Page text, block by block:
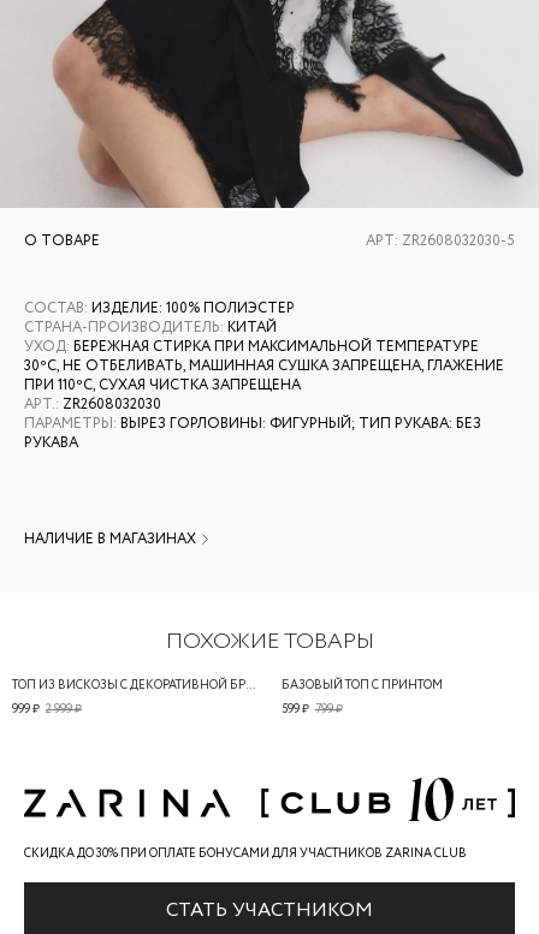
О ТОВАРЕ АРТ: ZR2608032030-5
СОСТАВ: ИЗДЕЛИЕ: 100% ПОЛИЭСТЕР
СТРАНА-ПРОИЗВОДИТЕЛЬ: КИТАЙ
УХОД: БЕРЕЖНАЯ СТИРКА ПРИ МАКСИМАЛЬНОЙ ТЕМПЕРАТУРЕ
30ºС, НЕ ОТБЕЛИВАТЬ, МАШИННАЯ СУШКА ЗАПРЕЩЕНА, ГЛАЖЕНИЕ
ПРИ 110ºС, СУХАЯ ЧИСТКА ЗАПРЕЩЕНА
АРТ.: ZR2608032030
ПАРАМЕТРЫ: ВЫРЕЗ ГОРЛОВИНЫ: ФИГУРНЫЙ; ТИП РУКАВА: БЕЗ
РУКАВА
НАЛИЧИЕ В МАГАЗИНАХ
ПОХОЖИЕ ТОВАРЫ
ТОП ИЗ ВИСКОЗЫ С ДЕКОРАТИВНОЙ БРОШЬЮ
2 999 ₽
999 ₽
БАЗОВЫЙ ТОП С ПРИНТОМ
799 ₽
599 ₽
СКИДКА ДО 30% ПРИ ОПЛАТЕ БОНУСАМИ ДЛЯ УЧАСТНИКОВ ZARINA CLUB
СТАТЬ УЧАСТНИКОМ